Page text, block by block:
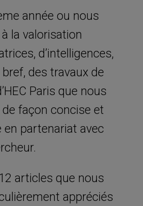
année ou nous
la valorisation
d’intelligences,
des travaux de
Paris que nous
façon concise et
partenariat avec
articles que nous
appréciés